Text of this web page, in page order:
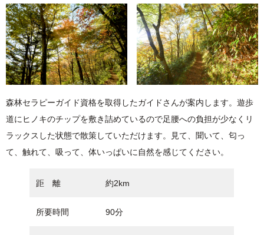
森林セラピーガイド資格を取得したガイドさんが案内します。遊歩
道にヒノキのチップを敷き詰めているので足腰への負担が少なくリ
ラックスした状態で散策していただけます。見て、聞いて、匂っ
て、触れて、吸って、体いっぱいに自然を感じてください。
距 離 約2km
所要時間 90分